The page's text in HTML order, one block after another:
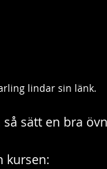
lindar sin länk.
sätt en bra
kursen: